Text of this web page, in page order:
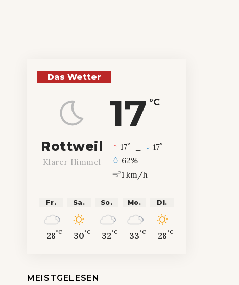
Das Wetter
17 °C
Rottweil
Klarer Himmel
17° 17°
62%
1 km/h
Fr.
28°C
Sa.
30°C
So.
32°C
Mo.
33°C
Di.
28°C
MEISTGELESEN